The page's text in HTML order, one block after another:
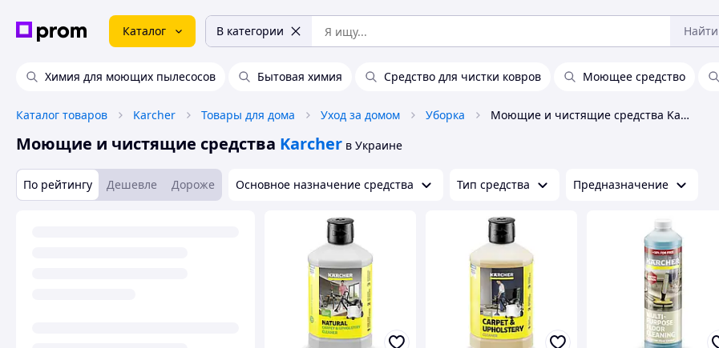
Каталог В категории Найти
Химия для моющих пылесосов Бытовая химия Средство для чистки ковров Моющее средство
Каталог товаров Karcher Товары для дома Уход за домом Уборка Моющие и чистящие средства Karcher
Моющие и чистящие средства Karcher в Украине
По рейтингу Дешевле Дороже Основное назначение средства Тип средства Предназначение